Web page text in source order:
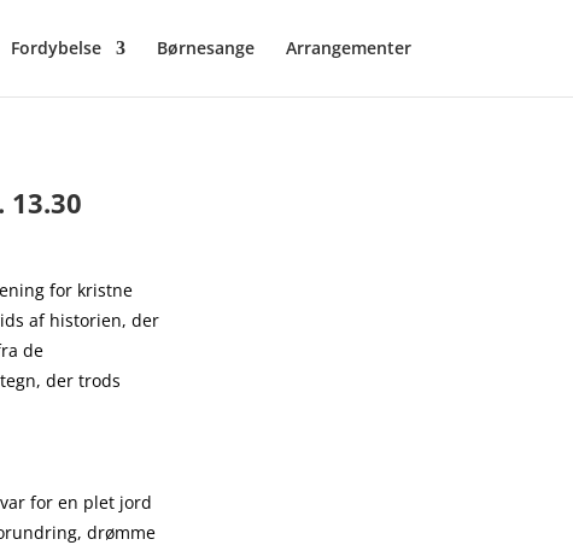
Fordybelse Børnesange Arrangementer
for kristne
af historien, der
de
der trods
for en plet jord
drømme